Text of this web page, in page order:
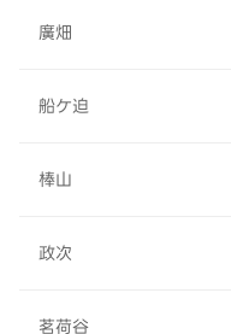
廣畑
船ケ迫
棒山
政次
茗荷谷